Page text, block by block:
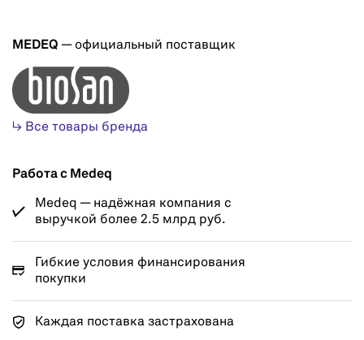
MEDEQ — официальный поставщик
↳ Все товары бренда
Работа с Medeq
Medeq — надёжная компания с
выручкой более 2.5 млрд руб.
Гибкие условия финансирования
покупки
Каждая поставка застрахована